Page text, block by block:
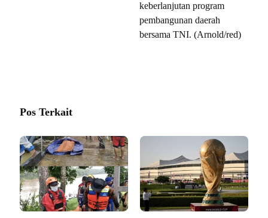
keberlanjutan program
pembangunan daerah
bersama TNI. (Arnold/red)
Pos Terkait